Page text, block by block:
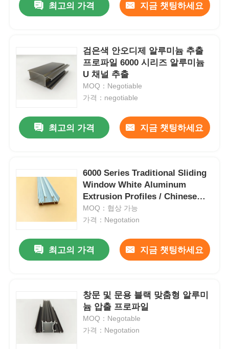
최고의 가격 지금 챗팅하세요
검은색 안오디제 알루미늄 추출
프로파일 6000 시리즈 알루미늄
U 채널 추출
MOQ：Negotiable
가격：negotiable
최고의 가격 지금 챗팅하세요
6000 Series Traditional Sliding
Window White Aluminum
Extrusion Profiles / Chinese
Aluminium Window Profiles
MOQ：협상 가능
가격：Negotation
최고의 가격 지금 챗팅하세요
창문 및 문용 블랙 맞춤형 알루미
늄 압출 프로파일
MOQ：Negotable
가격：Negotation